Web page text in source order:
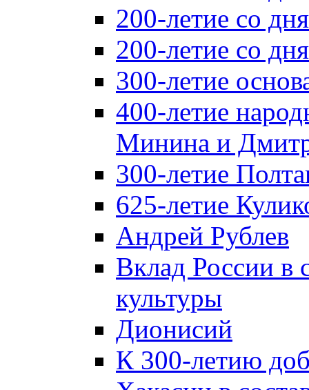
200-летие со
200-летие со
300-летие
400-летие
Минина и
300-летие
625-летие
Андрей Рублев
Вклад России в
культуры
Дионисий
К 300-летию